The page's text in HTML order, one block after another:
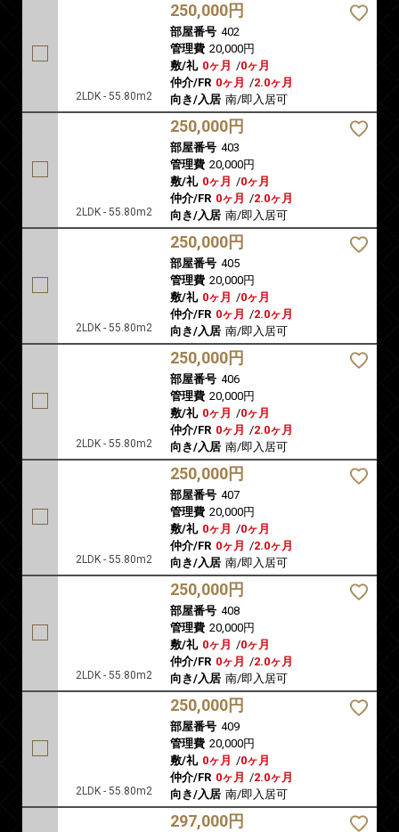
2LDK - 55.80m2
250,000円
部屋番号 402
管理費 20,000円
敷/礼 0ヶ月 /0ヶ月
仲介/FR 0ヶ月 /2.0ヶ月
向き/入居 南/即入居可
2LDK - 55.80m2
250,000円
部屋番号 403
管理費 20,000円
敷/礼 0ヶ月 /0ヶ月
仲介/FR 0ヶ月 /2.0ヶ月
向き/入居 南/即入居可
2LDK - 55.80m2
250,000円
部屋番号 405
管理費 20,000円
敷/礼 0ヶ月 /0ヶ月
仲介/FR 0ヶ月 /2.0ヶ月
向き/入居 南/即入居可
2LDK - 55.80m2
250,000円
部屋番号 406
管理費 20,000円
敷/礼 0ヶ月 /0ヶ月
仲介/FR 0ヶ月 /2.0ヶ月
向き/入居 南/即入居可
2LDK - 55.80m2
250,000円
部屋番号 407
管理費 20,000円
敷/礼 0ヶ月 /0ヶ月
仲介/FR 0ヶ月 /2.0ヶ月
向き/入居 南/即入居可
2LDK - 55.80m2
250,000円
部屋番号 408
管理費 20,000円
敷/礼 0ヶ月 /0ヶ月
仲介/FR 0ヶ月 /2.0ヶ月
向き/入居 南/即入居可
2LDK - 55.80m2
250,000円
部屋番号 409
管理費 20,000円
敷/礼 0ヶ月 /0ヶ月
仲介/FR 0ヶ月 /2.0ヶ月
向き/入居 南/即入居可
297,000円